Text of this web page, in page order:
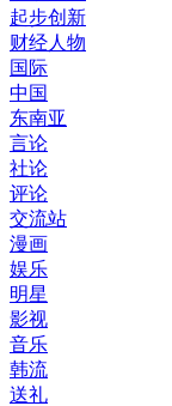
起步创新
财经人物
国际
中国
东南亚
言论
社论
评论
交流站
漫画
娱乐
明星
影视
音乐
韩流
送礼